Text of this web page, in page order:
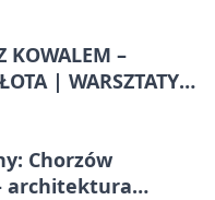
KOWALEM –
| WARSZTATY
Chorzów
architektura